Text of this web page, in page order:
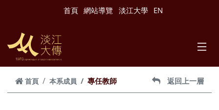
首頁 網站導覽 淡江大學 EN
首頁 本系成員 專任教師 返回上一層